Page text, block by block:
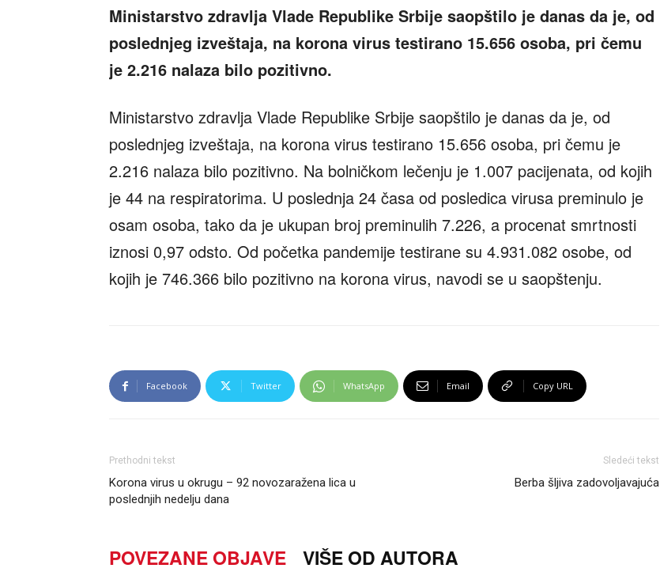
Ministarstvo zdravlja Vlade Republike Srbije saopštilo je danas da je, od
poslednjeg izveštaja, na korona virus testirano 15.656 osoba, pri čemu
je 2.216 nalaza bilo pozitivno.
Ministarstvo zdravlja Vlade Republike Srbije saopštilo je danas da je, od
poslednjeg izveštaja, na korona virus testirano 15.656 osoba, pri čemu je
2.216 nalaza bilo pozitivno. Na bolničkom lečenju je 1.007 pacijenata, od kojih
je 44 na respiratorima. U poslednja 24 časa od posledica virusa preminulo je
osam osoba, tako da je ukupan broj preminulih 7.226, a procenat smrtnosti
iznosi 0,97 odsto. Od početka pandemije testirane su 4.931.082 osobe, od
kojih je 746.366 bilo pozitivno na korona virus, navodi se u saopštenju.
Facebook Twitter WhatsApp Email Copy URL
Prethodni tekst
Korona virus u okrugu – 92 novozaražena lica u
poslednjih nedelju dana
Sledeći tekst
Berba šljiva zadovoljavajuća
POVEZANE OBJAVE VIŠE OD AUTORA